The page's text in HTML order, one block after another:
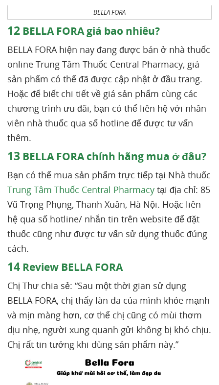
BELLA FORA
12 BELLA FORA giá bao nhiêu?
BELLA FORA hiện nay đang được bán ở nhà thuốc
online Trung Tâm Thuốc Central Pharmacy, giá
sản phẩm có thể đã được cập nhật ở đầu trang.
Hoặc để biết chi tiết về giá sản phẩm cùng các
chương trình ưu đãi, bạn có thể liên hệ với nhân
viên nhà thuốc qua số hotline để được tư vấn
thêm.
13 BELLA FORA chính hãng mua ở đâu?
Bạn có thể mua sản phẩm trực tiếp tại Nhà thuốc
Trung Tâm Thuốc Central Pharmacy tại địa chỉ: 85
Vũ Trọng Phụng, Thanh Xuân, Hà Nội. Hoặc liên
hệ qua số hotline/ nhắn tin trên website để đặt
thuốc cũng như được tư vấn sử dụng thuốc đúng
cách.
14 Review BELLA FORA
Chị Thư chia sẻ: “Sau một thời gian sử dụng
BELLA FORA, chị thấy làn da của mình khỏe mạnh
và mịn màng hơn, cơ thể chị cũng có mùi thơm
dịu nhẹ, người xung quanh gửi không bị khó chịu.
Chị rất tin tưởng khi dùng sản phẩm này.”